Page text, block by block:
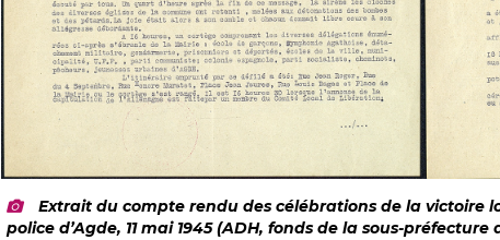
Extrait du compte rendu des célébrations de la victoire
police d’Agde, 11 mai 1945 (ADH, fonds de la sous-préfecture